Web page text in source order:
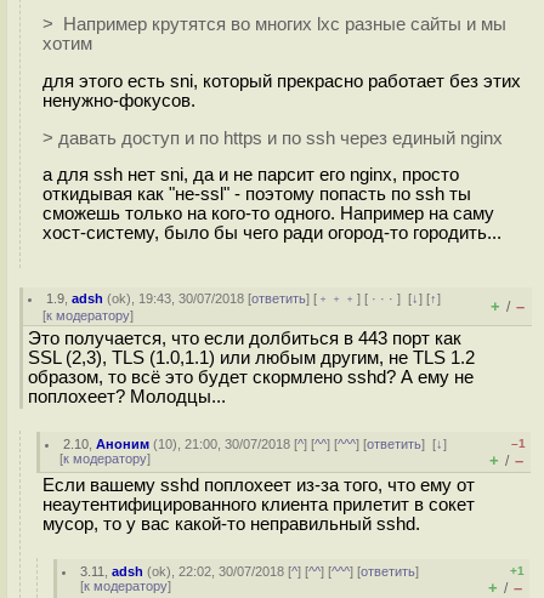
> Например крутятся во многих lxc разные сайты и мы
хотим
для этого есть sni, который прекрасно работает без этих
ненужно-фокусов.
> давать доступ и по https и по ssh через единый nginx
а для ssh нет sni, да и не парсит его nginx, просто
откидывая как "не-ssl" - поэтому попасть по ssh ты
сможешь только на кого-то одного. Например на саму
хост-систему, было бы чего ради огород-то городить...
1.9 ,adsh (ok), 19:43, 30/07/2018 [ответить] [ ﹢﹢﹢] [ · · ·][↓] [↑]
[к модератору] + / –
Это получается, что если долбиться в 443 порт как
SSL (2,3), TLS (1.0,1.1) или любым другим, не TLS 1.2
образом, то всё это будет скормлено sshd? А ему не
поплохеет? Молодцы...
2.10 ,Аноним (10), 21:00, 30/07/2018 [^] [^^] [^^^] [ответить][↓]
[к модератору]
–1
+ / –
Если вашему sshd поплохеет из-за того, что ему от
неаутентифицированного клиента прилетит в сокет
мусор, то у вас какой-то неправильный sshd.
3.11 ,adsh (ok), 22:02, 30/07/2018 [^] [^^] [^^^] [ответить]
[к модератору]
+1
+ / –